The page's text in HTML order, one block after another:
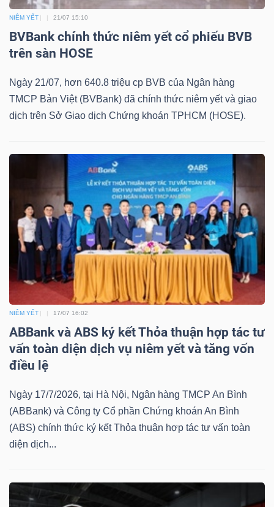
NIÊM YẾT 21/07 15:10
BVBank chính thức niêm yết cổ phiếu BVB
trên sàn HOSE
Ngày 21/07, hơn 640.8 triệu cp BVB của Ngân hàng
TMCP Bản Việt (BVBank) đã chính thức niêm yết và giao
dịch trên Sở Giao dịch Chứng khoán TPHCM (HOSE).
NIÊM YẾT 17/07 16:02
ABBank và ABS ký kết Thỏa thuận hợp tác tư
vấn toàn diện dịch vụ niêm yết và tăng vốn
điều lệ
Ngày 17/7/2026, tại Hà Nội, Ngân hàng TMCP An Bình
(ABBank) và Công ty Cổ phần Chứng khoán An Bình
(ABS) chính thức ký kết Thỏa thuận hợp tác tư vấn toàn
diện dịch...
khoán
(-)
Tất cả Cổ phiếu
Lãnh
đạo
(-)
(-)
Bài
của
tác
(-)
cáo
phân
tích
(-)
Thuật